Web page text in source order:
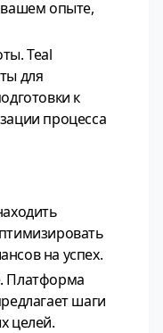
опыте,
Teal
для
к
процесса
на успех.
Платформа
шаги
целей.